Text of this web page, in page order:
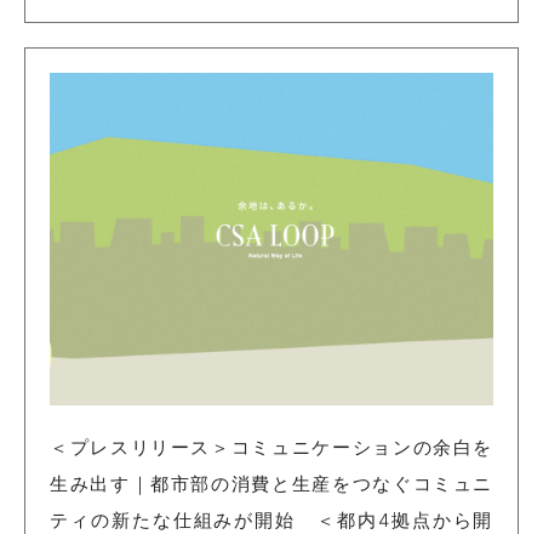
＜プレスリリース＞コミュニケーションの余白を
生み出す｜都市部の消費と生産をつなぐコミュニ
ティの新たな仕組みが開始 ＜都内4拠点から開